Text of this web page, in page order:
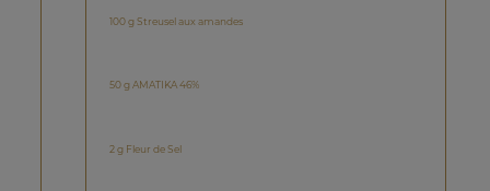
100 g Streusel aux amandes
50 g AMATIKA 46%
2 g Fleur de Sel